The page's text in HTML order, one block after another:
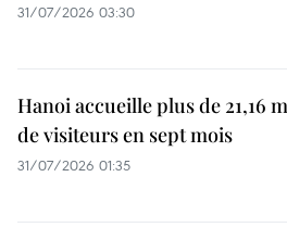
31/07/2026 03:30
Hanoi accueille plus de 21,16
de visiteurs en sept mois ​
31/07/2026 01:35